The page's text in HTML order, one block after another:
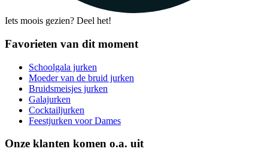
Iets moois gezien? Deel het!
Favorieten van dit moment
Schoolgala jurken
Moeder van de bruid jurken
Bruidsmeisjes jurken
Galajurken
Cocktailjurken
Feestjurken voor Dames
Onze klanten komen o.a. uit